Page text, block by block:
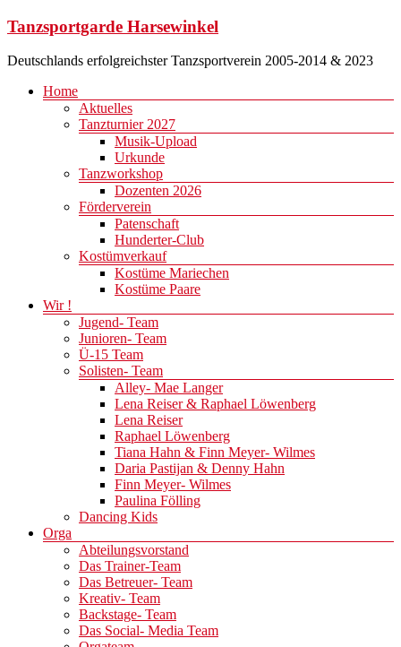
Zum
springen
Tanzsportgarde Harsewinkel
Deutschlands erfolgreichster Tanzsportverein 2005-2014 & 2023
Menü
Home
Aktuelles
Tanzturnier 2027
Musik-Upload
Urkunde
Tanzworkshop
Dozenten 2026
Förderverein
Patenschaft
Hunderter-Club
Kostümverkauf
Kostüme Mariechen
Kostüme Paare
Wir !
Jugend- Team
Junioren- Team
Ü-15 Team
Solisten- Team
Alley- Mae Langer
Lena Reiser & Raphael Löwenberg
Lena Reiser
Raphael Löwenberg
Tiana Hahn & Finn Meyer- Wilmes
Daria Pastijan & Denny Hahn
Finn Meyer- Wilmes
Paulina Fölling
Dancing Kids
Orga
Abteilungsvorstand
Das Trainer-Team
Das Betreuer- Team
Kreativ- Team
Backstage- Team
Das Social- Media Team